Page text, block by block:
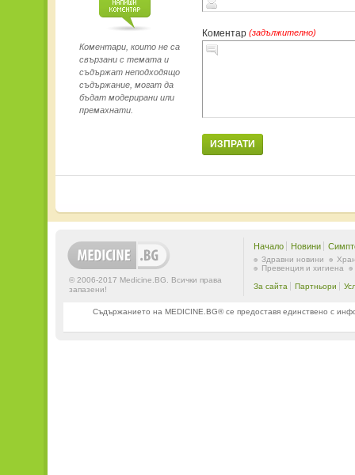
Коментар (задължително)
ИЗПРАТИ
Коментари, които не са
свързани с темата и
съдържат неподходящо
съдържание, могат да
бъдат модерирани или
премахнати.
© 2006-2017 Medicine.BG. Всички права
запазени!
Начало Новини
Здравни новини
Превенция и хигиена
За сайта Партньори
Съдържанието на MEDICINE.BG® се предоставя единствено с